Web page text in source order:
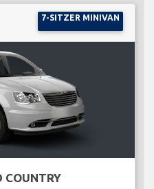
7-SITZER MINIVAN
COUNTRY